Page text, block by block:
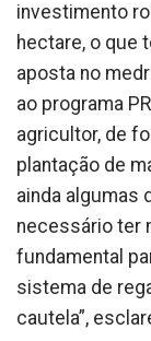
investimento
hectare, o que
aposta no
ao programa
agricultor, de
plantação de
ainda algumas
necessário ter
fundamental
sistema de
cautela”,